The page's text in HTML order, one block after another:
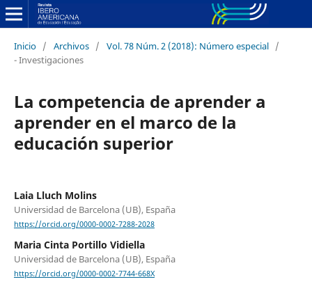
Inicio / Archivos / Vol. 78 Núm. 2 (2018): Número especial /
- Investigaciones
La competencia de aprender a
aprender en el marco de la
educación superior
Laia Lluch Molins
Universidad de Barcelona (UB), España
https://orcid.org/0000-0002-7288-2028
Maria Cinta Portillo Vidiella
Universidad de Barcelona (UB), España
https://orcid.org/0000-0002-7744-668X